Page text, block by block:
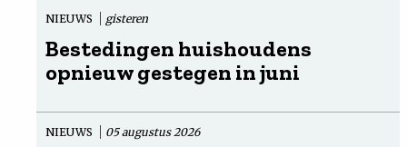
NIEUWS gisteren
Bestedingen huishoudens
opnieuw gestegen in juni
NIEUWS 05 augustus 2026